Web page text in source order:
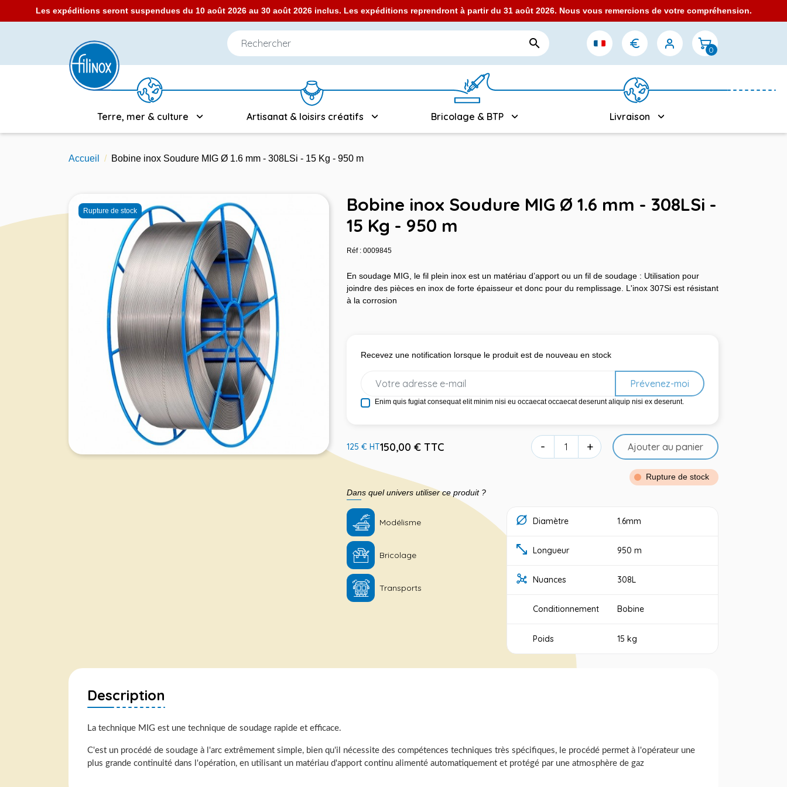
Les expéditions seront suspendues du 10 août 2026 au 30 août 2026 inclus. Les expéditions reprendront à partir du 31 août 2026. Nous vous remercions de votre compréhension.
 0
Terre, mer & culture Artisanat & loisirs créatifs Bricolage & BTP Livraison
Accueil Bobine inox Soudure MIG Ø 1.6 mm - 308LSi - 15 Kg - 950 m
Rupture de stock
Bobine inox Soudure MIG Ø 1.6 mm - 308LSi -
15 Kg - 950 m
Réf : 0009845
En soudage MIG, le fil plein inox est un matériau d’apport ou un fil de soudage : Utilisation pour
joindre des pièces en inox de forte épaisseur et donc pour du remplissage. L'inox 307Si est résistant
à la corrosion
Recevez une notification lorsque le produit est de nouveau en stock
Prévenez-moi
Enim quis fugiat consequat elit minim nisi eu occaecat occaecat deserunt aliquip nisi ex deserunt.
125 € HT150,00 € TTC - + Ajouter au panier
Rupture de stock
Dans quel univers utiliser ce produit ?
Modélisme
Bricolage
Transports
Diamètre 1.6mm
Longueur 950 m
Nuances 308L
Conditionnement Bobine
Poids 15 kg
Description
La technique MIG est une technique de soudage rapide et efficace.
C'est un procédé de soudage à l'arc extrêmement simple, bien qu'il nécessite des compétences techniques très spécifiques, le procédé permet à l'opérateur une
plus grande continuité dans l'opération, en utilisant un matériau d'apport continu alimenté automatiquement et protégé par une atmosphère de gaz